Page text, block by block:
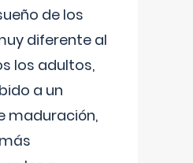
de los
diferente al
los adultos,
a un
maduración,